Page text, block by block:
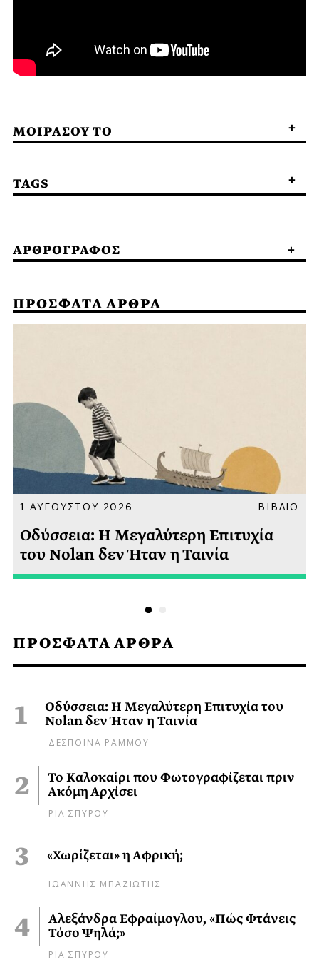
ΠΡΟΣΦΑΤΑ ΑΡΘΡΑ
Οδύσσεια: Η Μεγαλύτερη Επιτυχία του
Nolan δεν Ήταν η Ταινία
ΔΕΣΠΟΙΝΑ ΡΑΜΜΟΥ
Το Καλοκαίρι που Φωτογραφίζεται πριν
Ακόμη Αρχίσει
ΡΙΑ ΣΠΥΡΟΥ
«Χωρίζεται» η Αφρική;
ΙΩΑΝΝΗΣ ΜΠΑΖΙΩΤΗΣ
Αλεξάνδρα Εφραίμογλου, «Πώς Φτάνεις
Τόσο Ψηλά;»
ΡΙΑ ΣΠΥΡΟΥ
ΜΟΙΡΑΣΟΥ ΤΟ
TAGS
ΑΡΘΡΟΓΡΑΦΟΣ
ΠΡΟΣΦΑΤΑ ΑΡΘΡΑ
1 ΑΥΓΟΥΣΤΟΥ 2026 ΒΙΒΛΙΟ
Οδύσσεια: Η Μεγαλύτερη Επιτυχία
του Nolan δεν Ήταν η Ταινία